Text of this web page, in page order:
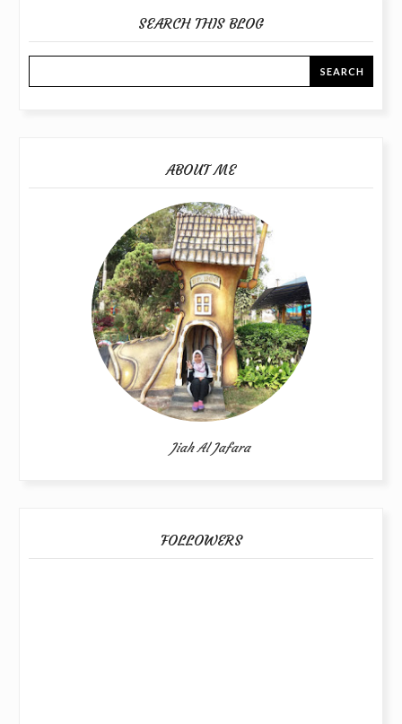
SEARCH THIS BLOG
ABOUT ME
Jiah Al Jafara
FOLLOWERS